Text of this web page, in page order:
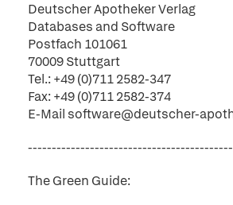
Deutscher Apotheker Verlag
Databases and Software
Postfach 101061
70009 Stuttgart
Tel.: +49 (0)711 2582-347
Fax: +49 (0)711 2582-374
E-Mail software@deutscher-
The Green Guide: